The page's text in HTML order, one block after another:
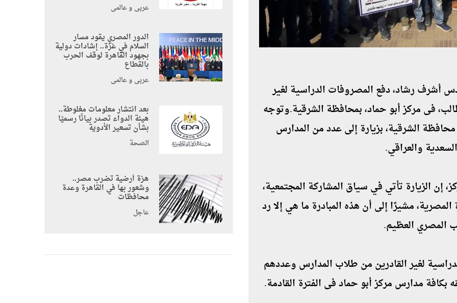
أشرف رشاد، دفع المصروفات الدراسية لغير
من طلاب المدارس وعددهم 100 طالب، فى مركز أبو حماد، بمحافظة الشرقية.وتوجه
الشرقية، بزيارة إلى عدد من المدارس
والعراقي.
إن الزيارة تأتي في سياق المشاركة المجتمعية،
مشيرًا إلى أن هذه المبادرة ما هي إلا رد
المصري العظيم.
لغير القادرين من طلاب المدارس وعددهم
مدارس مركز أبو حماد فى الفترة القادمة.
عربي و عالمي
الدور المصري يقود مسار
السلام في غزة.. إشادات دولية
بجهود القاهرة لوقف الحرب
بالقطاع
عربي و عالمي
بعد انتشار معلومات مغلوطة..
هيئة الدواء تصدر بيانًا رسميًا
بشأن تسعير الأدوية
الصحة
هزة أرضية تضرب مصر..
وشعور بها في القاهرة وعدة
محافظات
عاجل